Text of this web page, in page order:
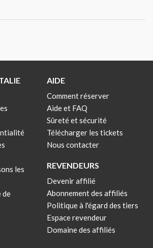
les
de
AIDE
Comment réserver
Aide et FAQ
Sûreté et sécurité
Télécharger les tickets
Nous contacter
REVENDEURS
Devenir affilié
Abonnement des affiliés
Politique à l'égard des tiers
Espace revendeur
Domaine des affiliés